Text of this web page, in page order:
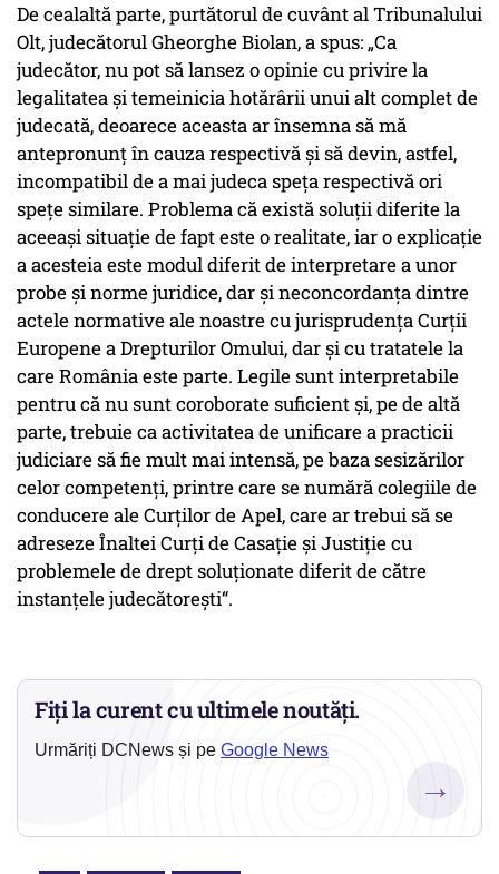
De cealaltă parte, purtătorul de cuvânt al Tribunalului
Olt, judecătorul Gheorghe Biolan, a spus: „Ca
judecător, nu pot să lansez o opinie cu privire la
legalitatea şi temeinicia hotărârii unui alt complet de
judecată, deoarece aceasta ar însemna să mă
antepronunţ în cauza respectivă şi să devin, astfel,
incompatibil de a mai judeca speţa respectivă ori
speţe similare. Problema că există soluţii diferite la
aceeaşi situaţie de fapt este o realitate, iar o explicaţie
a acesteia este modul diferit de interpretare a unor
probe şi norme juridice, dar şi neconcordanţa dintre
actele normative ale noastre cu jurisprudenţa Curţii
Europene a Drepturilor Omului, dar şi cu tratatele la
care România este parte. Legile sunt interpretabile
pentru că nu sunt coroborate suficient şi, pe de altă
parte, trebuie ca activitatea de unificare a practicii
judiciare să fie mult mai intensă, pe baza sesizărilor
celor competenţi, printre care se numără colegiile de
conducere ale Curţilor de Apel, care ar trebui să se
adreseze Înaltei Curţi de Casaţie şi Justiţie cu
problemele de drept soluţionate diferit de către
instanţele judecătoreşti“.
Fiți la curent cu ultimele noutăți.
Urmăriți DCNews și pe Google News
→